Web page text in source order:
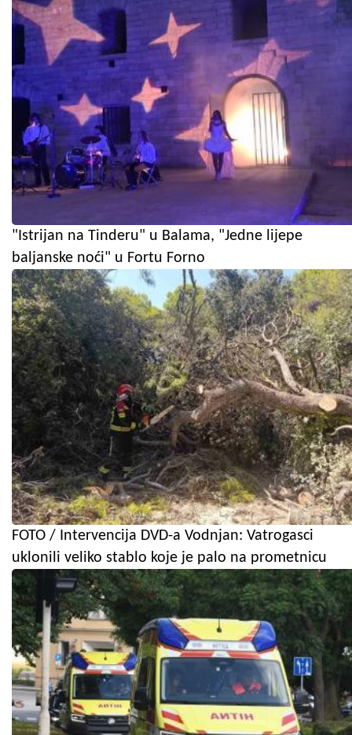
"Istrijan na Tinderu" u Balama, "Jedne lijepe
baljanske noći" u Fortu Forno
FOTO / Intervencija DVD-a Vodnjan: Vatrogasci
uklonili veliko stablo koje je palo na prometnicu